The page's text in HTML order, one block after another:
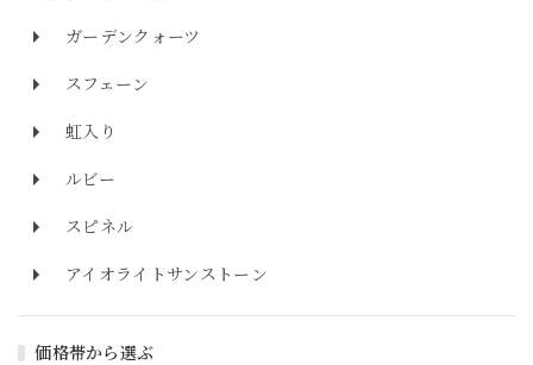
ガーデンクォーツ
スフェーン
虹入り
ルビー
スピネル
アイオライトサンストーン
価格帯から選ぶ